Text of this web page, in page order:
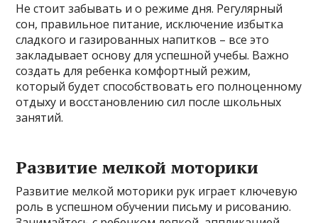
Не стоит забывать и о режиме дня. Регулярный
сон, правильное питание, исключение избытка
сладкого и газированных напитков – все это
закладывает основу для успешной учебы. Важно
создать для ребенка комфортный режим,
который будет способствовать его полноценному
отдыху и восстановлению сил после школьных
занятий.
Развитие мелкой моторики
Развитие мелкой моторики рук играет ключевую
роль в успешном обучении письму и рисованию.